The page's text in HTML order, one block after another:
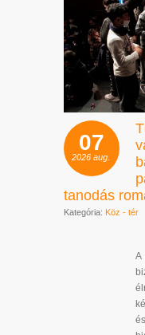
07
2026 aug.
tanodás
Kategória: Köz - tér
A